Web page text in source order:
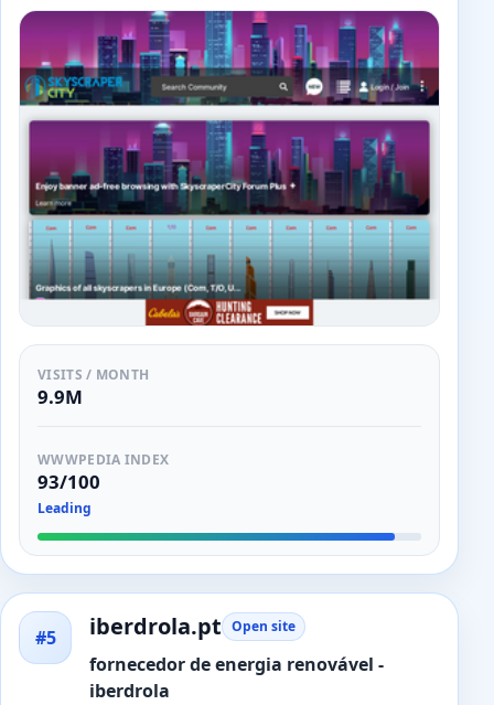
VISITS / MONTH
9.9M
WWWPEDIA INDEX
93/100
Leading
#5 iberdrola.pt Open site
fornecedor de energia renovável -
iberdrola